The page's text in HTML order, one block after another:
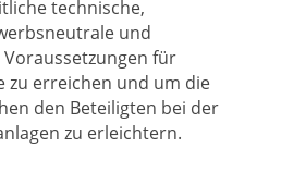
technische,
und
für
zu erreichen und um die
den Beteiligten bei der
zu erleichtern.